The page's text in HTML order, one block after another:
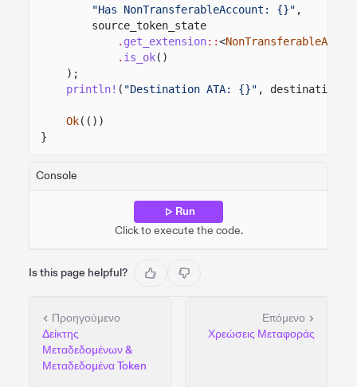
"Has NonTransferableAccount: {}" ,
source_token_state
. get_extension::<
. is_ok()
);
println! ( "Destination ATA: {}" ,
Ok(())
}
Console
Run
Click to execute the code.
Is this page helpful?
Προηγούμενο
Δείκτης
Μεταδεδομένων &
Μεταδεδομένα Token
Επόμενο
Χρεώσεις Μεταφοράς